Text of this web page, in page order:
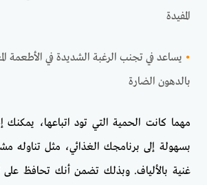
المفيدة
• يساعد في تجنب الرغبة الشديدة في الأطعمة
بالدهون الضارة
مهما كانت الحمية التي تود اتباعها،
بسهولة إلى برنامجك الغذائي، مثل تناوله
غنية بالألياف. وبذلك تضمن أنك تحافظ على